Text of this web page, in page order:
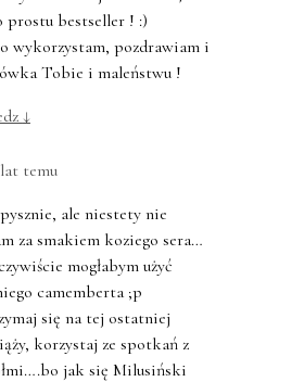
prostu bestseller ! :)
wykorzystam, pozdrawiam i
Tobie i maleństwu !
↓
lat temu
ale niestety nie
za smakiem koziego sera…
mogłabym użyć
camemberta ;p
się na tej ostatniej
korzystaj ze spotkań z
jak się Milusiński